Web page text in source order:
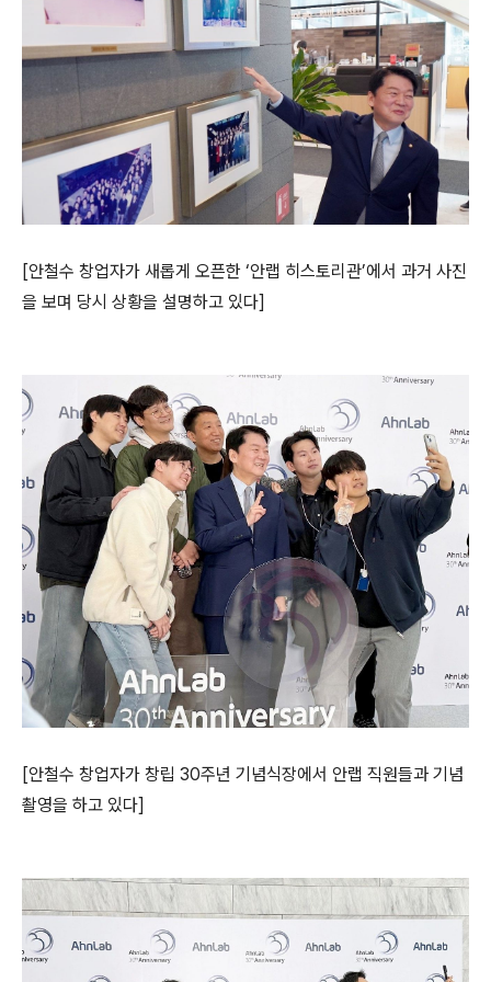
[안철수 창업자가 새롭게 오픈한 ‘안랩 히스토리관’에서 과거 사진
을 보며 당시 상황을 설명하고 있다]
[안철수 창업자가 창립 30주년 기념식장에서 안랩 직원들과 기념
촬영을 하고 있다]